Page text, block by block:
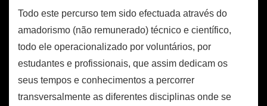
Todo este percurso tem sido efectuada através do
amadorismo (não remunerado) técnico e científico,
todo ele operacionalizado por voluntários, por
estudantes e profissionais, que assim dedicam os
seus tempos e conhecimentos a percorrer
transversalmente as diferentes disciplinas onde se